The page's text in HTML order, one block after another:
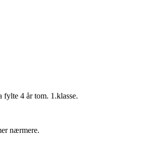
fylte 4 år tom. 1.klasse.
nærmere.